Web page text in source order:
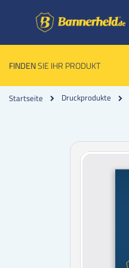
FINDENSIE IHR PRODUKT
Startseite Druckprodukte
Zum